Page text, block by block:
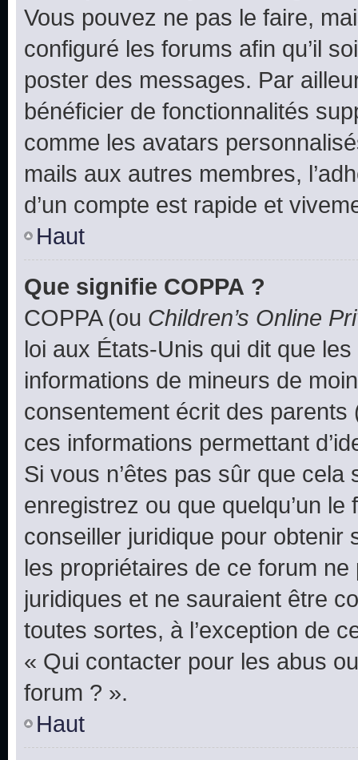
Vous pouvez ne pas le faire,
configuré les forums afin qu’il
poster des messages. Par
bénéficier de fonctionnalités
comme les avatars
mails aux autres membres,
d’un compte est rapide et
Haut
Que signifie COPPA ?
COPPA (ou Children’s Online
loi aux États-Unis qui dit que
informations de mineurs de
consentement écrit des parents
ces informations permettant
Si vous n’êtes pas sûr que
enregistrez ou que quelqu’un
conseiller juridique pour obtenir
les propriétaires de ce forum
juridiques et ne sauraient être
toutes sortes, à l’exception de
« Qui contacter pour les abus
forum ? ».
Haut